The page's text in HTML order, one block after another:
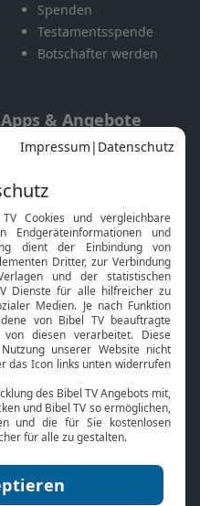
Spenden
Testamentsspende
Botschafter werden
Apps & Angebote
Mobile App
Smart TV
HbbTV
Bibelthek Online-Bibel
Nächster Gottesdienst
Service
Kontakt
TV-Empfang